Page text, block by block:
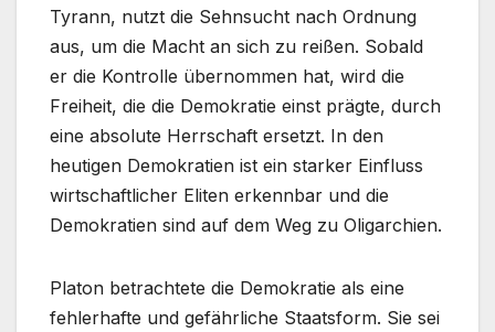
Tyrann, nutzt die Sehnsucht nach Ordnung
aus, um die Macht an sich zu reißen. Sobald
er die Kontrolle übernommen hat, wird die
Freiheit, die die Demokratie einst prägte, durch
eine absolute Herrschaft ersetzt. In den
heutigen Demokratien ist ein starker Einfluss
wirtschaftlicher Eliten erkennbar und die
Demokratien sind auf dem Weg zu Oligarchien.
Platon betrachtete die Demokratie als eine
fehlerhafte und gefährliche Staatsform. Sie sei